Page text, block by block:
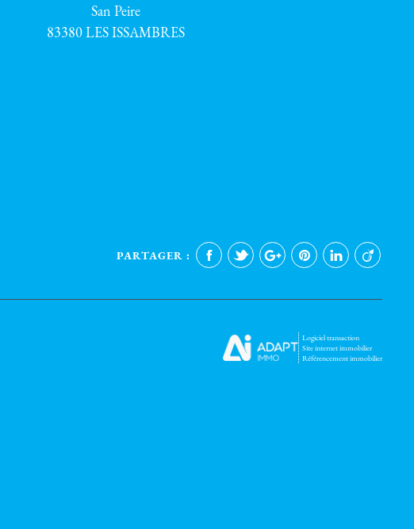
San Peire
83380 LES ISSAMBRES
PARTAGER :
Logiciel transaction
Site internet immobilier
Référencement immobilier